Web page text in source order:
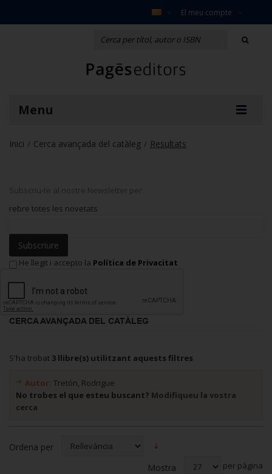
El meu compte
Menu
Inici / Cerca avançada del catàleg / Resultats
Subscriu-te al nostre Newsletter per
rebre totes les novetats
Subscriure
He llegit i accepto la Política de Privacitat
CERCA AVANÇADA DEL CATÀLEG
S'ha trobat 3 llibre(s) utilitzant aquests filtres
Autor: Tretón, Rodrigue
No trobes el que esteu buscant? Modifiqueu la vostra
cerca
Ordena per
Mostra
per pàgina